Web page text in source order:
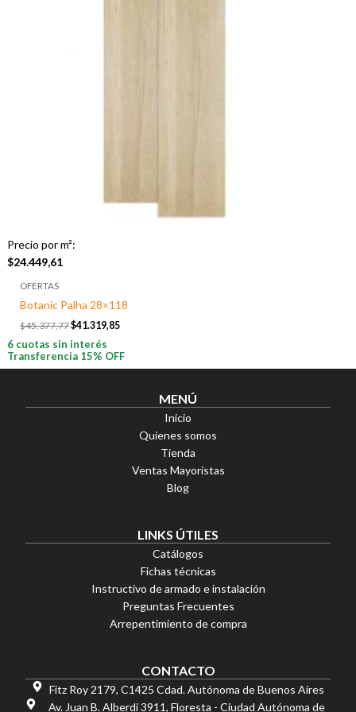
Precio por m²:
$24.449,61
OFERTAS
Botanic Palha 28×118
$45.377,77$41.319,85
6 cuotas sin interés
Transferencia 15% OFF
MENÚ
Inicio
Quienes somos
Tienda
Ventas Mayoristas
Blog
LINKS ÚTILES
Catálogos
Fichas técnicas
Instructivo de armado e instalación
Preguntas Frecuentes
Arrepentimiento de compra
CONTACTO
Fitz Roy 2179, C1425 Cdad. Autónoma de Buenos Aires
Av. Juan B. Alberdi 3911, Floresta - Ciudad Autónoma de